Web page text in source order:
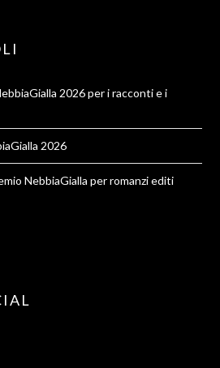
2026 per i racconti e i
2026
NebbiaGialla per romanzi editi